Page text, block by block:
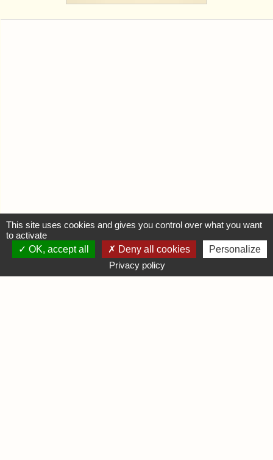
MON COMPTE
Se connecter
This site uses cookies and gives you control over what you want
to activate
OK, accept all
Deny all cookies
Personalize
Privacy policy